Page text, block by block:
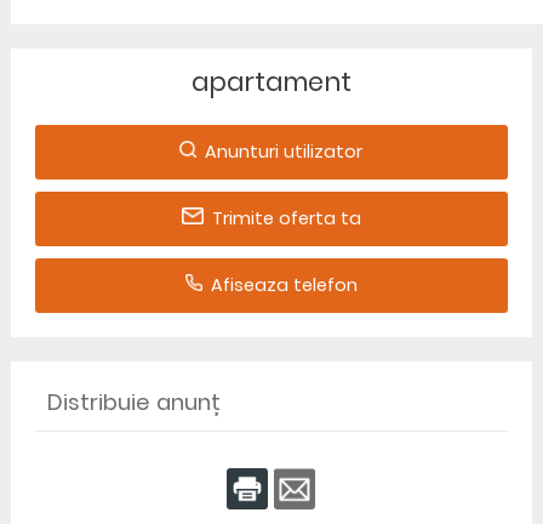
apartament
Anunturi utilizator
Trimite oferta ta
Afiseaza telefon
Distribuie anunț